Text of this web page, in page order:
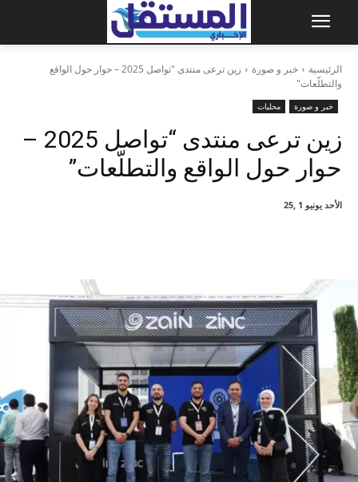
الرئيسية خبر و صورة
زين ترعى منتدى "تواصل 2025 – حوار حول الواقع
والتطلّعات"
خبر و صورة محليات
زين ترعى منتدى “تواصل 2025 –
حوار حول الواقع والتطلّعات”
الأحد يونيو 1 ,25